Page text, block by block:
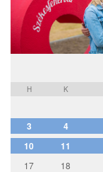
H K
3 4
10
11
17
18